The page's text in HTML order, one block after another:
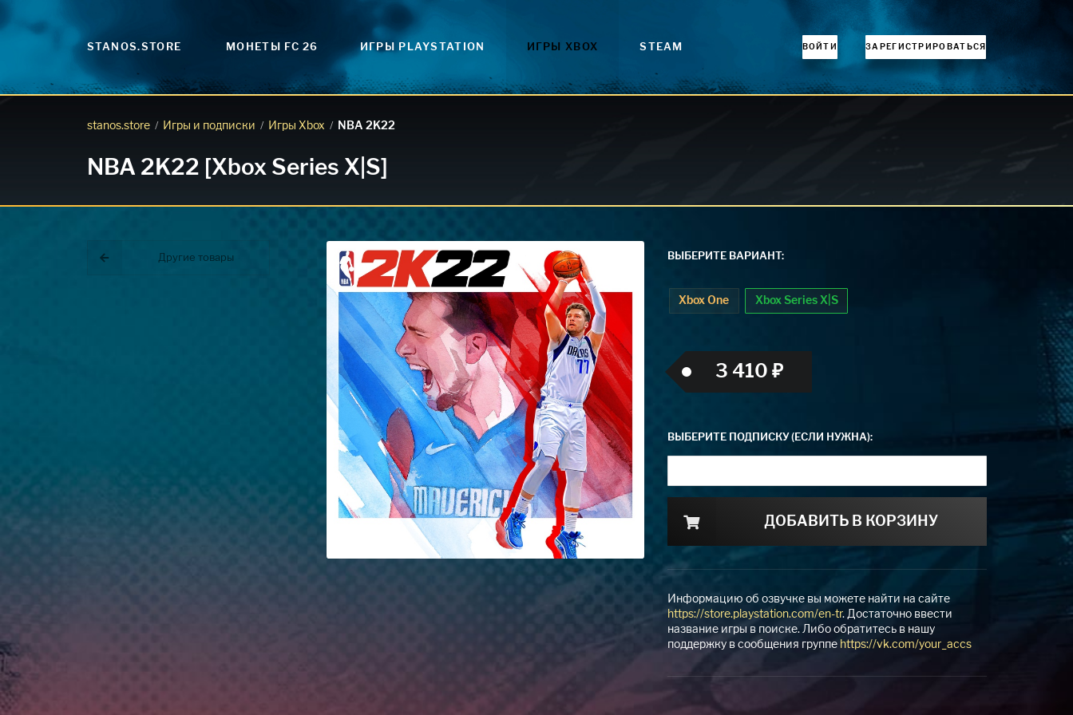
STANOS.STORE МОНЕТЫ FC 26 ИГРЫ PLAYSTATION ИГРЫ XBOX STEAM ВОЙТИ ЗАРЕГИСТРИРОВАТЬСЯ
stanos.store / Игры и подписки / Игры Xbox / NBA 2K22
NBA 2K22 [Xbox Series X|S]
Другие товары ВЫБЕРИТЕ ВАРИАНТ:
Xbox One Xbox Series X|S
3 410 ₽
ВЫБЕРИТЕ ПОДПИСКУ (ЕСЛИ НУЖНА):
ДОБАВИТЬ В КОРЗИНУ
Информацию об озвучке вы можете найти на сайте
https://store.playstation.com/en-tr. Достаточно ввести
название игры в поиске. Либо обратитесь в нашу
поддержку в сообщения группе https://vk.com/your_accs